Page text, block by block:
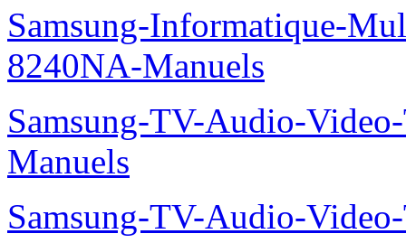
Samsung-Informatique-
8240NA-Manuels
Samsung-TV-Audio-
Manuels
Samsung-TV-Audio-